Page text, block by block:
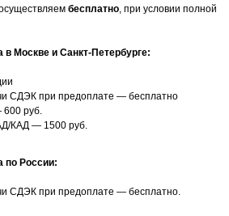
бесплатно, при условии полной
в Москве и Санкт-Петербурге:
СДЭК при предоплате — бесплатно
руб.
КАД — 1500 руб.
по России:
СДЭК при предоплате — бесплатно.